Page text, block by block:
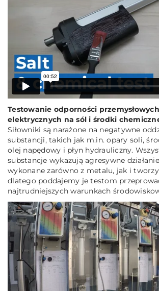
Testowanie odporności
elektrycznych na sól i środki
Siłowniki są narażone na negatywne
substancji, takich jak m.in. opary soli,
olej napędowy i płyn hydrauliczny.
substancje wykazują agresywne
wykonane zarówno z metalu, jak i
dlatego poddajemy je testom
najtrudniejszych warunkach